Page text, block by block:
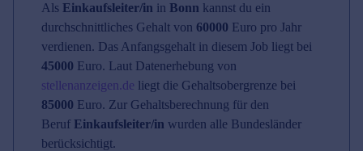
Als Einkaufsleiter/in in Bonn kannst du ein
durchschnittliches Gehalt von 60000 Euro pro Jahr
verdienen. Das Anfangsgehalt in diesem Job liegt bei
45000 Euro. Laut Datenerhebung von
stellenanzeigen.de liegt die Gehaltsobergrenze bei
85000 Euro. Zur Gehaltsberechnung für den
Beruf Einkaufsleiter/in wurden alle Bundesländer
berücksichtigt.